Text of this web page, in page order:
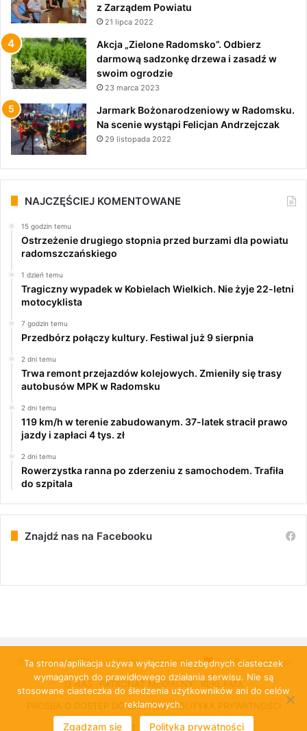
z Zarządem Powiatu
21 lipca 2022
Akcja „Zielone Radomsko”. Odbierz
darmową sadzonkę drzewa i zasadź w
swoim ogrodzie
23 marca 2023
Jarmark Bożonarodzeniowy w Radomsku.
Na scenie wystąpi Felicjan Andrzejczak
29 listopada 2022
NAJCZĘŚCIEJ KOMENTOWANE
15 godzin temu
Ostrzeżenie drugiego stopnia przed burzami dla powiatu
radomszczańskiego
1 dzień temu
Tragiczny wypadek w Kobielach Wielkich. Nie żyje 22-letni
motocyklista
7 godzin temu
Przedbórz połączy kultury. Festiwal już 9 sierpnia
2 dni temu
Trwa remont przejazdów kolejowych. Zmieniły się trasy
autobusów MPK w Radomsku
2 dni temu
119 km/h w terenie zabudowanym. 37-latek stracił prawo
jazdy i zapłaci 4 tys. zł
2 dni temu
Rowerzystka ranna po zderzeniu z samochodem. Trafiła
do szpitala
Znajdź nas na Facebooku
© Copyright 2026, All Rights Reserved | PulsRadomska.pl
O NAS PATRONAT MEDIALNY
REKLAMA
PROŚBA O DOSTĘP DO DANYCH
POLITYKA PRYWATNOŚCI
KONTAKT
CLOUD-KOMBIT
Ta strona/aplikacja używa wyłącznie niezbędnych ciasteczek
wymaganych do prawidłowego działania serwisu. Nie są
stosowane ciasteczka do śledzenia użytkowników ani do celów
reklamowych.
Zgadzam się Polityka prywatności